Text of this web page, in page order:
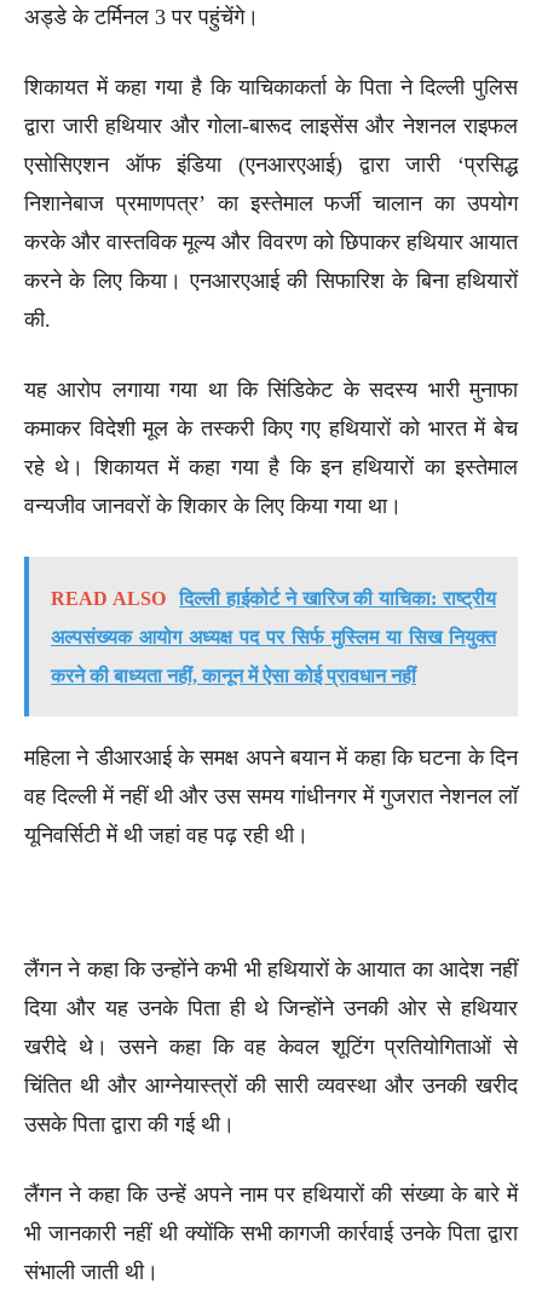
अड्डे के टर्मिनल 3 पर पहुंचेंगे।
शिकायत में कहा गया है कि याचिकाकर्ता के पिता ने दिल्ली पुलिस
द्वारा जारी हथियार और गोला-बारूद लाइसेंस और नेशनल राइफल
एसोसिएशन ऑफ इंडिया (एनआरएआई) द्वारा जारी ‘प्रसिद्ध
निशानेबाज प्रमाणपत्र’ का इस्तेमाल फर्जी चालान का उपयोग
करके और वास्तविक मूल्य और विवरण को छिपाकर हथियार आयात
करने के लिए किया। एनआरएआई की सिफारिश के बिना हथियारों
की.
यह आरोप लगाया गया था कि सिंडिकेट के सदस्य भारी मुनाफा
कमाकर विदेशी मूल के तस्करी किए गए हथियारों को भारत में बेच
रहे थे। शिकायत में कहा गया है कि इन हथियारों का इस्तेमाल
वन्यजीव जानवरों के शिकार के लिए किया गया था।
READ ALSO
दिल्ली हाईकोर्ट ने खारिज की याचिका: राष्ट्रीय
अल्पसंख्यक आयोग अध्यक्ष पद पर सिर्फ मुस्लिम या सिख नियुक्त
करने की बाध्यता नहीं, कानून में ऐसा कोई प्रावधान नहीं
महिला ने डीआरआई के समक्ष अपने बयान में कहा कि घटना के दिन
वह दिल्ली में नहीं थी और उस समय गांधीनगर में गुजरात नेशनल लॉ
यूनिवर्सिटी में थी जहां वह पढ़ रही थी।
लैंगन ने कहा कि उन्होंने कभी भी हथियारों के आयात का आदेश नहीं
दिया और यह उनके पिता ही थे जिन्होंने उनकी ओर से हथियार
खरीदे थे। उसने कहा कि वह केवल शूटिंग प्रतियोगिताओं से
चिंतित थी और आग्नेयास्त्रों की सारी व्यवस्था और उनकी खरीद
उसके पिता द्वारा की गई थी।
लैंगन ने कहा कि उन्हें अपने नाम पर हथियारों की संख्या के बारे में
भी जानकारी नहीं थी क्योंकि सभी कागजी कार्रवाई उनके पिता द्वारा
संभाली जाती थी।